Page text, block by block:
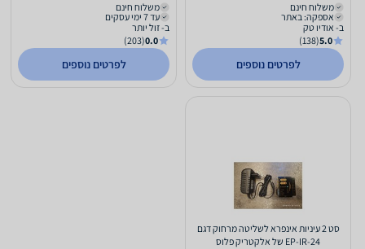
משלוח חינם
אספקה: באתר
ב- אודיו טק
5.0
(138)
לפרטים נוספים
משלוח חינם
עד 7 ימי עסקים
ב- זול יותר
0.0
(203)
לפרטים נוספים
סט 2 עיניות אינפרא לשליטה מרחוק דגם
EP-IR-24 של אלקטריק פלוס